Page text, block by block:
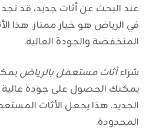
عند البحث عن أثاث جديد، قد
في الرياض هو خيار ممتاز. هذا
المنخفضة والجودة العالية.
شراءأثاث مستعمل بالرياض
يمكنك الحصول على جودة عالية
الجديد. هذا يجعل الأثاث
المحدودة.